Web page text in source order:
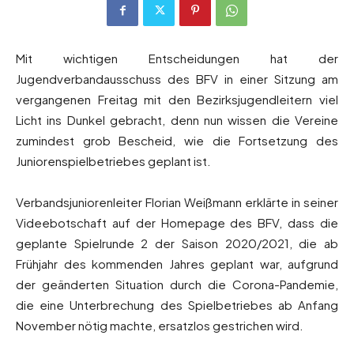
Mit wichtigen Entscheidungen hat der
Jugendverbandausschuss des BFV in einer Sitzung am
vergangenen Freitag mit den Bezirksjugendleitern viel
Licht ins Dunkel gebracht, denn nun wissen die Vereine
zumindest grob Bescheid, wie die Fortsetzung des
Juniorenspielbetriebes geplant ist.
Verbandsjuniorenleiter Florian Weißmann erklärte in seiner
Videebotschaft auf der Homepage des BFV, dass die
geplante Spielrunde 2 der Saison 2020/2021, die ab
Frühjahr des kommenden Jahres geplant war, aufgrund
der geänderten Situation durch die Corona-Pandemie,
die eine Unterbrechung des Spielbetriebes ab Anfang
November nötig machte, ersatzlos gestrichen wird.